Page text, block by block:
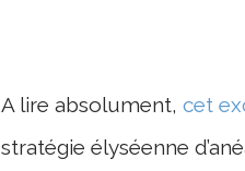
A lire absolument, cet
stratégie élyséenne